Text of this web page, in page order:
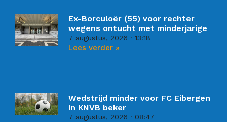
Ex-Borculoër (55) voor rechter
wegens ontucht met minderjarige
7 augustus, 2026 13:18
Lees verder »
Wedstrijd minder voor FC Eibergen
in KNVB beker
7 augustus, 2026 08:47